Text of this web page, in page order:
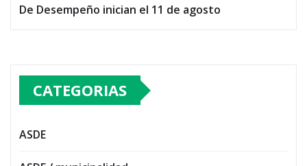
De Desempeño inician el 11 de agosto
CATEGORIAS
ASDE